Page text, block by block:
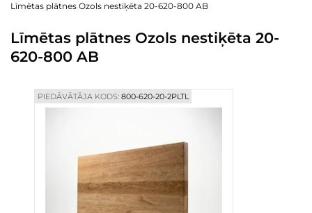
Blogs
Kontaktinformācija
Līmētas plātnes Ozols nestiķēta 20-620-800 AB
Līmētas plātnes Ozols nestiķēta 20-
620-800 AB
PIEDĀVĀTĀJA KODS:800-620-20-2PLTL